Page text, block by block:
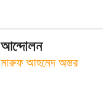
আন্দোলন
মারুফ আহমেদ অন্তর